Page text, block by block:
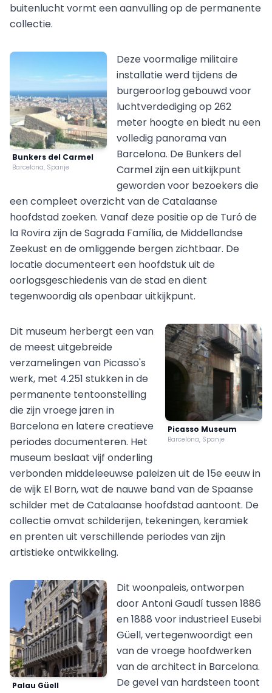
buitenlucht vormt een aanvulling op de permanente
collectie.
Bunkers del Carmel
Barcelona, Spanje
Deze voormalige militaire
installatie werd tijdens de
burgeroorlog gebouwd voor
luchtverdediging op 262
meter hoogte en biedt nu een
volledig panorama van
Barcelona. De Bunkers del
Carmel zijn een uitkijkpunt
geworden voor bezoekers die
een compleet overzicht van de Catalaanse
hoofdstad zoeken. Vanaf deze positie op de Turó de
la Rovira zijn de Sagrada Família, de Middellandse
Zeekust en de omliggende bergen zichtbaar. De
locatie documenteert een hoofdstuk uit de
oorlogsgeschiedenis van de stad en dient
tegenwoordig als openbaar uitkijkpunt.
Picasso Museum
Barcelona, Spanje
Dit museum herbergt een van
de meest uitgebreide
verzamelingen van Picasso's
werk, met 4.251 stukken in de
permanente tentoonstelling
die zijn vroege jaren in
Barcelona en latere creatieve
periodes documenteren. Het
museum beslaat vijf onderling
verbonden middeleeuwse paleizen uit de 15e eeuw in
de wijk El Born, wat de nauwe band van de Spaanse
schilder met de Catalaanse hoofdstad aantoont. De
collectie omvat schilderijen, tekeningen, keramiek
en prenten uit verschillende periodes van zijn
artistieke ontwikkeling.
Palau Güell
Dit woonpaleis, ontworpen
door Antoni Gaudí tussen 1886
en 1888 voor industrieel Eusebi
Güell, vertegenwoordigt een
van de vroege hoofdwerken
van de architect in Barcelona.
De gevel van hardsteen toont